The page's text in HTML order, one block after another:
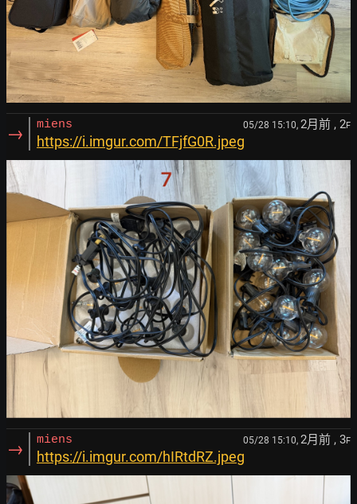
→ miens 05/28 15:10, 2月前 , 2F
https://i.imgur.com/TFjfG0R.jpeg
→ miens 05/28 15:10, 2月前 , 3F
https://i.imgur.com/hIRtdRZ.jpeg